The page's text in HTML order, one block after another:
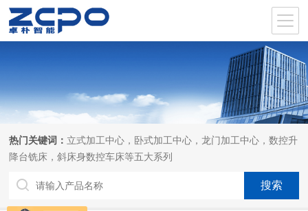
热门关键词： 立式加工中心，卧式加工中心，龙门加工中心，数控升
降台铣床，斜床身数控车床等五大系列